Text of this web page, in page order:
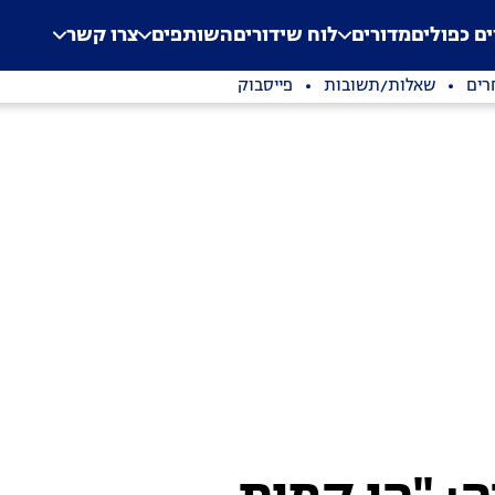
Application error: a
. כפוליםמדורים לוח שידוריםהשותפים צרו קשר
שאלות/תשובות פייסבוק